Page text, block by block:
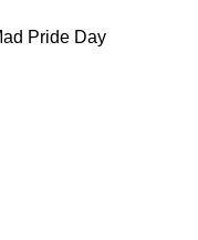
Pride Day